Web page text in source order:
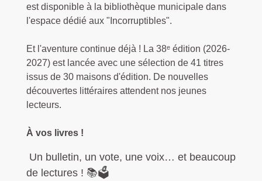
est disponible à la bibliothèque municipale dans
l'espace dédié aux "Incorruptibles".
Et l'aventure continue déjà ! La 38ᵉ édition (2026-
2027) est lancée avec une sélection de 41 titres
issus de 30 maisons d'édition. De nouvelles
découvertes littéraires attendent nos jeunes
lecteurs.
À vos livres !
Un bulletin, un vote, une voix… et beaucoup
de lectures ! 📚🗳️